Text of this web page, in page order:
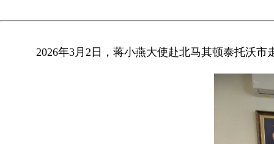
2026年3月2日，蒋小燕大使赴北马其顿泰托沃